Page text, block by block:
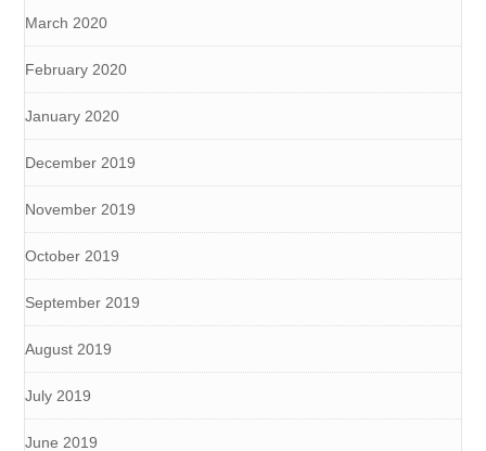
March 2020
February 2020
January 2020
December 2019
November 2019
October 2019
September 2019
August 2019
July 2019
June 2019